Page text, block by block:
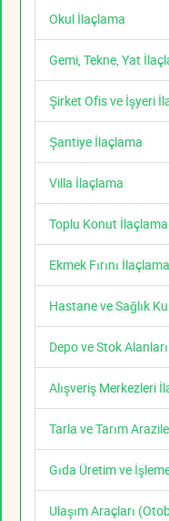
Okul İlaçlama
Gemi, Tekne, Yat
Şirket Ofis ve İşyeri
Şantiye İlaçlama
Villa İlaçlama
Toplu Konut İlaçlama
Ekmek Fırını İlaçlama
Hastane ve Sağlık
Depo ve Stok
Alışveriş Merkezleri
Tarla ve Tarım
Gıda Üretim ve
Ulaşım Araçları